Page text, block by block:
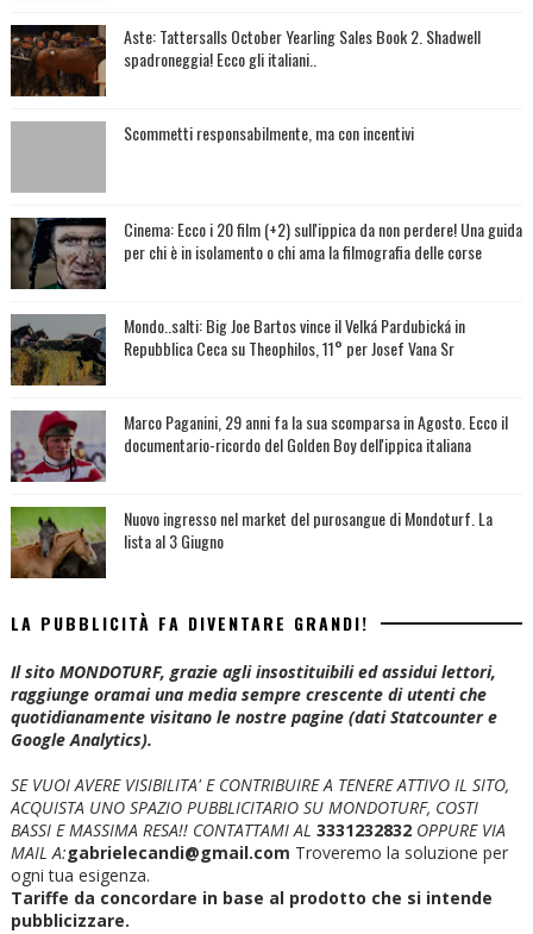
Aste: Tattersalls October Yearling Sales Book 2. Shadwell
spadroneggia! Ecco gli italiani..
Scommetti responsabilmente, ma con incentivi
Cinema: Ecco i 20 film (+2) sull'ippica da non perdere! Una guida
per chi è in isolamento o chi ama la filmografia delle corse
Mondo..salti: Big Joe Bartos vince il Velká Pardubická in
Repubblica Ceca su Theophilos, 11° per Josef Vana Sr
Marco Paganini, 29 anni fa la sua scomparsa in Agosto. Ecco il
documentario-ricordo del Golden Boy dell'ippica italiana
Nuovo ingresso nel market del purosangue di Mondoturf. La
lista al 3 Giugno
LA PUBBLICITÀ FA DIVENTARE GRANDI!
Il sito MONDOTURF, grazie agli insostituibili ed assidui lettori,
raggiunge oramai una media sempre crescente di utenti che
quotidianamente visitano le nostre pagine (dati Statcounter e
Google Analytics).
SE VUOI AVERE VISIBILITA' E CONTRIBUIRE A TENERE ATTIVO IL SITO,
ACQUISTA UNO SPAZIO PUBBLICITARIO SU MONDOTURF, COSTI
BASSI E MASSIMA RESA!! CONTATTAMI AL 3331232832 OPPURE VIA
MAIL A:gabrielecandi@gmail.com Troveremo la soluzione per
ogni tua esigenza.
Tariffe da concordare in base al prodotto che si intende
pubblicizzare.